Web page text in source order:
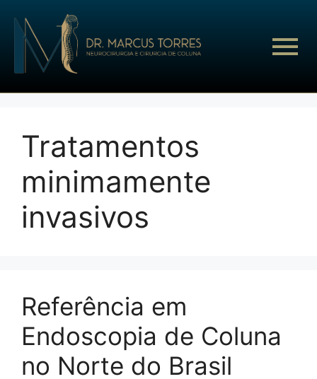
Tratamentos
minimamente
invasivos
Referência em
Endoscopia de Coluna
no Norte do Brasil